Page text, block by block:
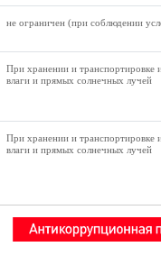
не ограничен (при соблюдении
При хранении и транспортировке
влаги и прямых солнечных лучей
При хранении и транспортировке
влаги и прямых солнечных лучей